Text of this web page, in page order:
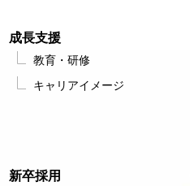
成長支援
教育・研修
キャリアイメージ
新卒採用